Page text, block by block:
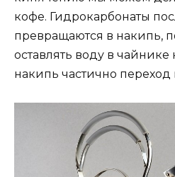
кофе. Гидрокарбонаты
превращаются в накипь,
оставлять воду в
накипь частично